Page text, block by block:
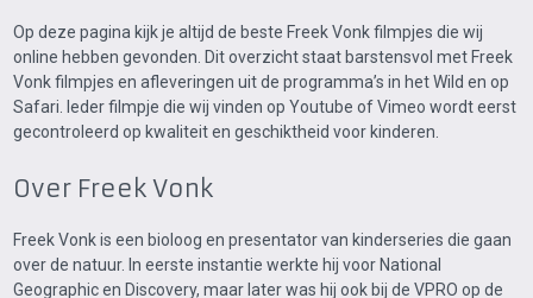
Op deze pagina kijk je altijd de beste Freek Vonk filmpjes die wij
online hebben gevonden. Dit overzicht staat barstensvol met Freek
Vonk filmpjes en afleveringen uit de programma’s in het Wild en op
Safari. Ieder filmpje die wij vinden op Youtube of Vimeo wordt eerst
gecontroleerd op kwaliteit en geschiktheid voor kinderen.
Over Freek Vonk
Freek Vonk is een bioloog en presentator van kinderseries die gaan
over de natuur. In eerste instantie werkte hij voor National
Geographic en Discovery, maar later was hij ook bij de VPRO op de